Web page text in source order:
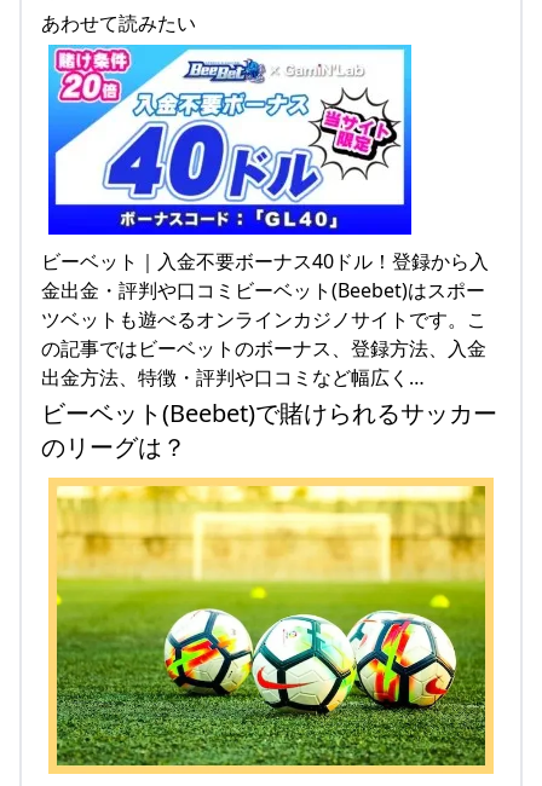
あわせて読みたい
ビーベット｜入金不要ボーナス40ドル！登録から入
金出金・評判や口コミビーベット(Beebet)はスポー
ツベットも遊べるオンラインカジノサイトです。こ
の記事ではビーベットのボーナス、登録方法、入金
出金方法、特徴・評判や口コミなど幅広く…
ビーベット(Beebet)で賭けられるサッカー
のリーグは？